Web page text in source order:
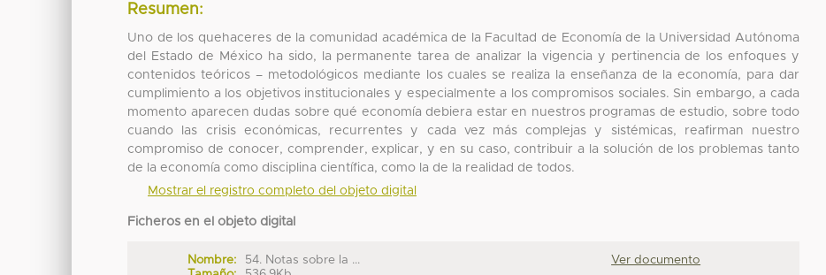
Resumen:
Uno de los quehaceres de la comunidad académica de la Facultad de Economía de la Universidad Autónoma
del Estado de México ha sido, la permanente tarea de analizar la vigencia y pertinencia de los enfoques y
contenidos teóricos – metodológicos mediante los cuales se realiza la enseñanza de la economía, para dar
cumplimiento a los objetivos institucionales y especialmente a los compromisos sociales. Sin embargo, a cada
momento aparecen dudas sobre qué economía debiera estar en nuestros programas de estudio, sobre todo
cuando las crisis económicas, recurrentes y cada vez más complejas y sistémicas, reafirman nuestro
compromiso de conocer, comprender, explicar, y en su caso, contribuir a la solución de los problemas tanto
de la economía como disciplina científica, como la de la realidad de todos.
Mostrar el registro completo del objeto digital
Ficheros en el objeto digital
Nombre:
54. Notas sobre la ...
Ver documento